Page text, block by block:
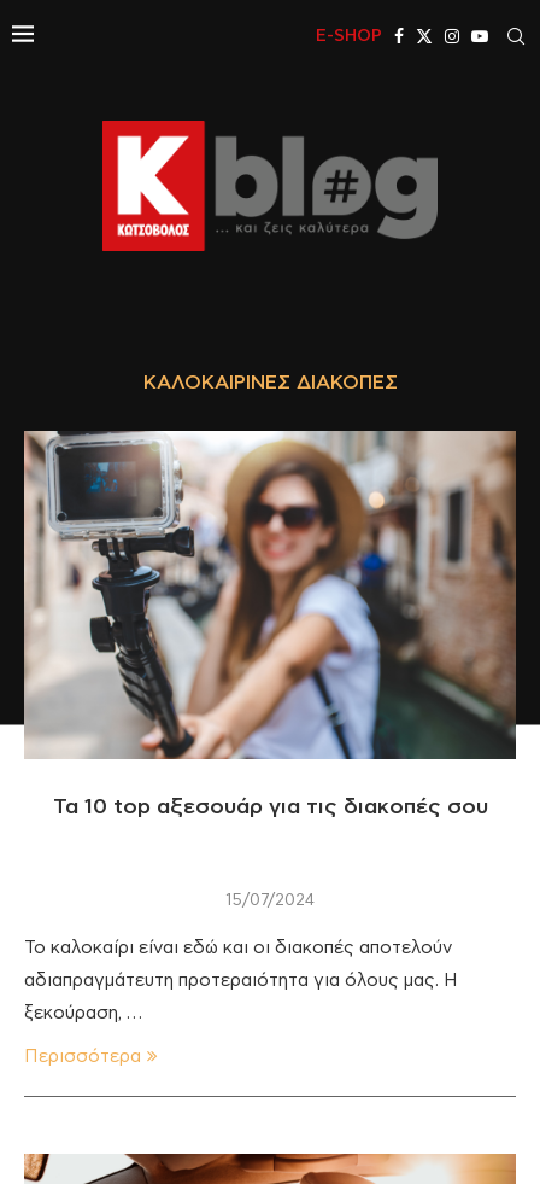
E-SHOP
ΚΑΛΟΚΑΙΡΙΝΈΣ ΔΙΑΚΟΠΈΣ
Τα 10 top αξεσουάρ για τις διακοπές σου
15/07/2024
To καλοκαίρι είναι εδώ και οι διακοπές αποτελούν
αδιαπραγμάτευτη προτεραιότητα για όλους μας. Η
ξεκούραση, …
Περισσότερα